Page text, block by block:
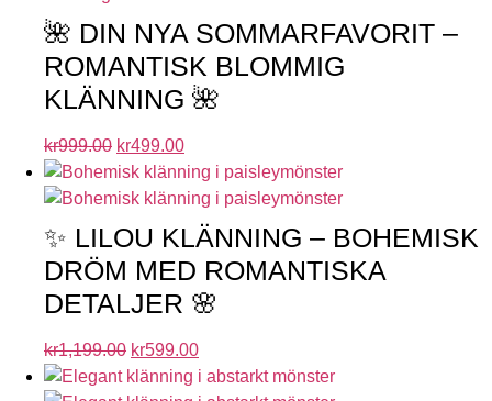
🌺 DIN NYA SOMMARFAVORIT –
ROMANTISK BLOMMIG
KLÄNNING 🌺
kr999.00 kr499.00
✨ LILOU KLÄNNING – BOHEMISK
DRÖM MED ROMANTISKA
DETALJER 🌸
kr1,199.00 kr599.00